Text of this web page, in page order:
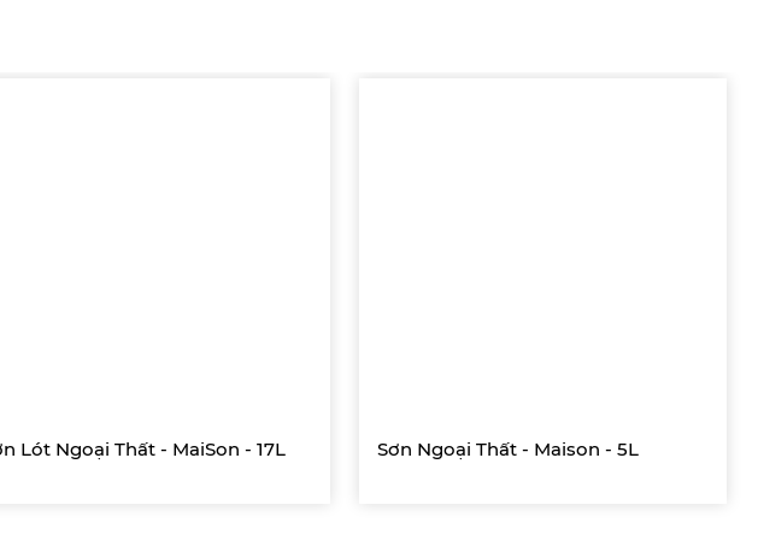
Lót Ngoại Thất - MaiSon - 17L Sơn Ngoại Thất - Maison - 5L